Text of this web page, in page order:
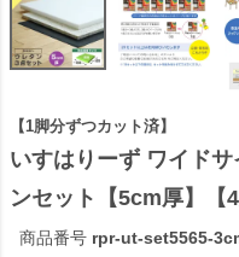
【1脚分ずつカット済】
いすはりーず ワイド
ンセット【5cm厚】
( ウレタン + チップウ
商品番号 rpr-ut-set5565-